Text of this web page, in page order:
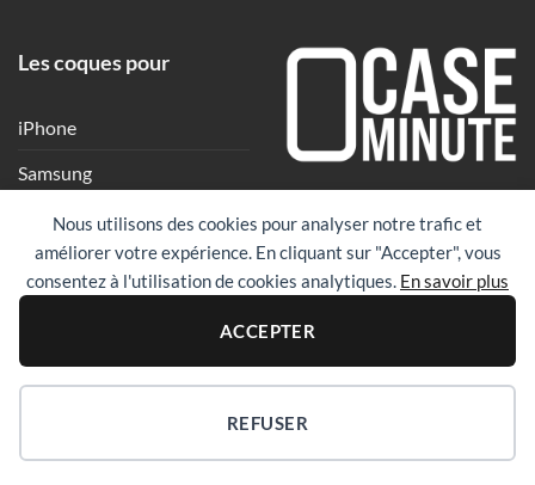
Nous utilisons des cookies pour analyser notre trafic et
améliorer votre expérience. En cliquant sur "Accepter", vous
consentez à l'utilisation de cookies analytiques. En savoir plus
ACCEPTER
REFUSER
Les coques pour
iPhone
Samsung
Xiaomi
Google
Huawei
Une coque en quelques
clics
Copyright 2026 ©Case Minute|